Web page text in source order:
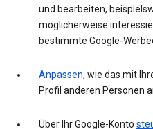
und bearbeiten,
möglicherweise
bestimmte Google-
Anpassen, wie das mit
Profil anderen Personen
Über Ihr Google-Konto